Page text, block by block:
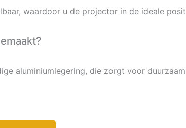
waardoor u de projector in de ideale
aluminiumlegering, die zorgt voor